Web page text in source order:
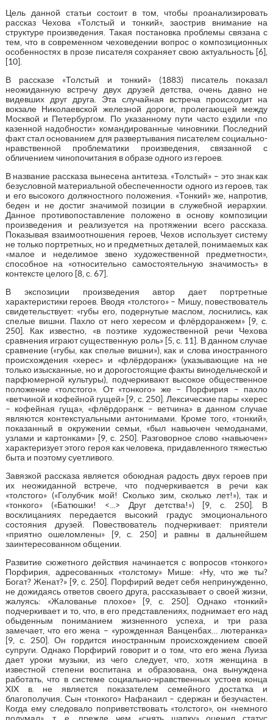
Цель данной статьи состоит в том, чтобы проанализировать
рассказ Чехова «Толстый и тонкий», заострив внимание на
структуре произведения. Такая постановка проблемы связана с
тем, что в современном чеховедении вопрос о композиционных
особенностях в прозе писателя сохраняет свою актуальность [6],
[10].
В рассказе «Толстый и тонкий» (1883) писатель показал
неожиданную встречу двух друзей детства, очень давно не
видевших друг друга. Эта случайная встреча происходит на
вокзале Николаевской железной дороги, пролегающей между
Москвой и Петербургом. По указанному пути часто ездили «по
казенной надобности» командированные чиновники. Последний
факт стал основанием для развертывания писателем социально-
нравственной проблематики произведения, связанной с
обличением чинопочитания в образе одного из героев.
В название рассказа вынесена антитеза. «Толстый» – это знак как
безусловной материальной обеспеченности одного из героев, так
и его высокого должностного положения. «Тонкий» же, напротив,
беден и не достиг значимой позиции в служебной иерархии.
Данное противопоставление положено в основу композиции
произведения и реализуется на протяжении всего рассказа.
Показывая взаимоотношения героев, Чехов использует систему
не только портретных, но и предметных деталей, понимаемых как
«малое и неделимое звено художественной предметности»,
способное на «относительно самостоятельную значимость» в
контексте целого [8, с. 67].
В экспозиции произведения автор дает портретные
характеристики героев. Вводя «толстого» – Мишу, повествователь
свидетельствует: «губы его, подернутые маслом, лоснились, как
спелые вишни. Пахло от него хересом и флёрдоранжем» [9, с.
250]. Как известно, «в поэтике художественной речи Чехова
сравнения играют существенную роль» [5, с. 11]. В данном случае
сравнение («губы, как спелые вишни»), как и слова иностранного
происхождения «херес» и «флёрдоранж» (указывающие на не
только изысканные, но и дорогостоящие факты винодельческой и
парфюмерной культуры), подчеркивают высокое общественное
положение «толстого». От «тонкого» же – Порфирия – пахло
«ветчиной и кофейной гущей» [9, с. 250]. Лексические пары «херес
– кофейная гуща», «флёрдоранж – ветчина» в данном случае
являются контекстуальными антонимами. Кроме того, «тонкий»,
показанный в окружении семьи, «был навьючен чемоданами,
узлами и картонками» [9, с. 250]. Разговорное слово «навьючен»
характеризует этого героя как человека, придавленного тяжестью
быта и поэтому суетливого.
Завязкой рассказа является обоюдная радость двух героев при
их неожиданной встрече, что подчеркивается в речи как
«толстого» («Голубчик мой! Сколько зим, сколько лет!»), так и
«тонкого» («Батюшки! <...> Друг детства!») [9, с. 250]. В
восклицаниях передается высокий градус эмоционального
состояния друзей. Повествователь подчеркивает: приятели
«приятно ошеломлены» [9, с. 250] и равны в дальнейшем
заинтересованном общении.
Развитие сюжетного действия начинается с вопросов «тонкого»
Порфирия, адресованных «толстому» Мише: «Ну, что же ты?
Богат? Женат?» [9, с. 250]. Порфирий ведет себя непринужденно,
не дожидаясь ответов своего друга, рассказывает о своей жизни,
жалуясь: «Жалованье плохое» [9, с. 250]. Однако «тонкий»
подчеркивает и то, что, в его представлениях, поднимает его над
обыденным пониманием жизненного успеха, и три раза
замечает, что его жена – «урожденная Ванценбах… лютеранка»
[9, с. 250]. Он гордится иностранным происхождением своей
супруги. Однако Порфирий говорит и о том, что его жена Луиза
дает уроки музыки, из чего следует, что, хотя женщина в
известной степени воспитана и образована, она вынуждена
работать, что в системе социально-нравственных устоев конца
XIX в. не является показателем семейного достатка и
благополучия. Сын «тонкого» Нафанаил – сдержан и безучастен.
Когда ему следовало поприветствовать «толстого», он «немного
подумал», т. е. прежде чем «снять шапку» оценил статус